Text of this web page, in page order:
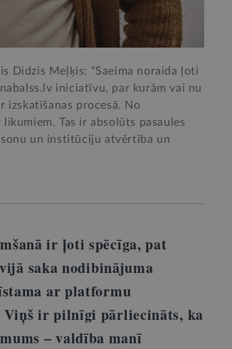
Didzis Meļķis: “Saeima noraida ļoti
iniciatīvu, par kurām vai nu
izskatīšanas procesā. No
Tas ir absolūts pasaules
un institūciju atvērtība un
ir ļoti spēcīga, pat
saka nodibinājuma
ar platformu
Viņš ir pilnīgi pārliecināts, ka
– valdība manī